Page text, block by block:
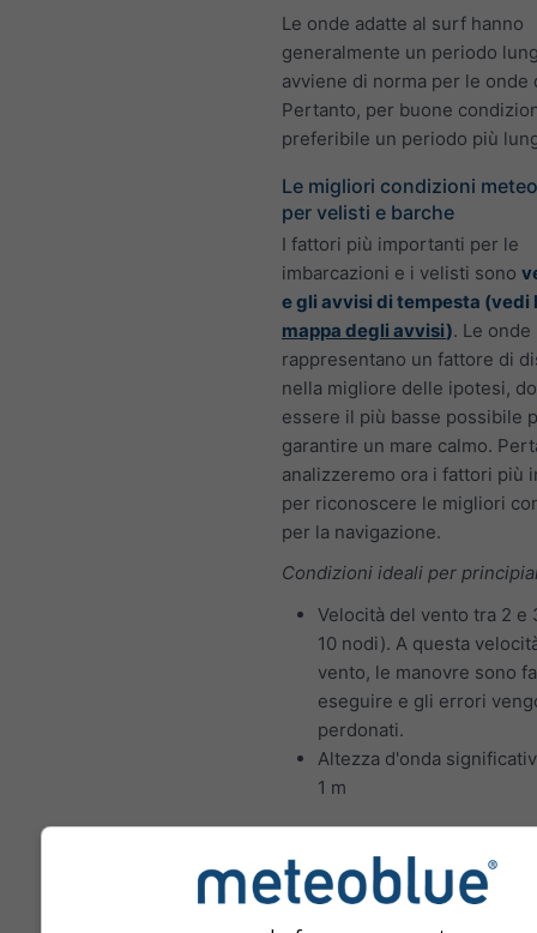
Le onde adatte al surf hanno
generalmente un periodo
avviene di norma per le onde
Pertanto, per buone
preferibile un periodo più
Le migliori condizioni
per velisti e barche
I fattori più importanti per le
imbarcazioni e i velisti sono
e gli avvisi di tempesta (vedi
mappa degli avvisi). Le onde
rappresentano un fattore di
nella migliore delle ipotesi,
essere il più basse possibile
garantire un mare calmo.
analizzeremo ora i fattori più
per riconoscere le migliori
per la navigazione.
Condizioni ideali per
Velocità del vento tra 2 e
10 nodi). A questa
vento, le manovre sono
eseguire e gli errori
perdonati.
Altezza d'onda
1 m
Condizioni ideali di
velisti esperti:
Velocità del vento tra 4 e